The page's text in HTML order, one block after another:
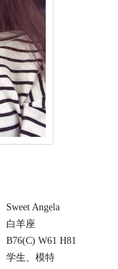
Sweet Angela
白羊座
B76(C) W61 H81
学生、模特